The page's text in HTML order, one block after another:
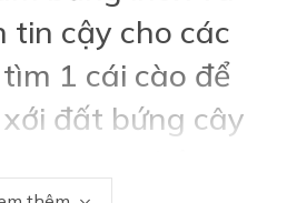
tin cậy cho các
1 cái cào để
đất bứng cây